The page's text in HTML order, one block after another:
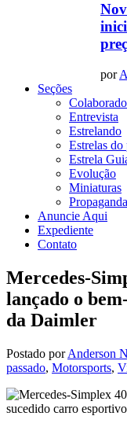
por
Seções
Entrevista
Estrelando
Estrelas do
Estrela
Evolução
Miniaturas
Propaganda
Anuncie Aqui
Expediente
Contato
Mercedes-
lançado o
da Daimler
Postado porAnderson
passado, Motorsports,